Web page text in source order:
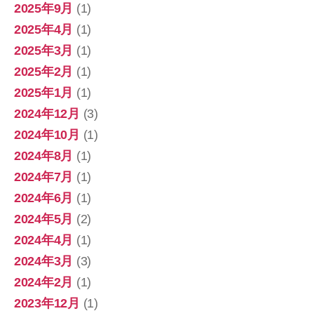
2025年9月 (1)
2025年4月 (1)
2025年3月 (1)
2025年2月 (1)
2025年1月 (1)
2024年12月 (3)
2024年10月 (1)
2024年8月 (1)
2024年7月 (1)
2024年6月 (1)
2024年5月 (2)
2024年4月 (1)
2024年3月 (3)
2024年2月 (1)
2023年12月 (1)